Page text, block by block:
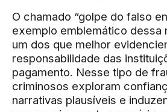
O chamado “golpe do falso
exemplo emblemático dessa
um dos que melhor
responsabilidade das
pagamento. Nesse tipo de
criminosos exploram
narrativas plausíveis e